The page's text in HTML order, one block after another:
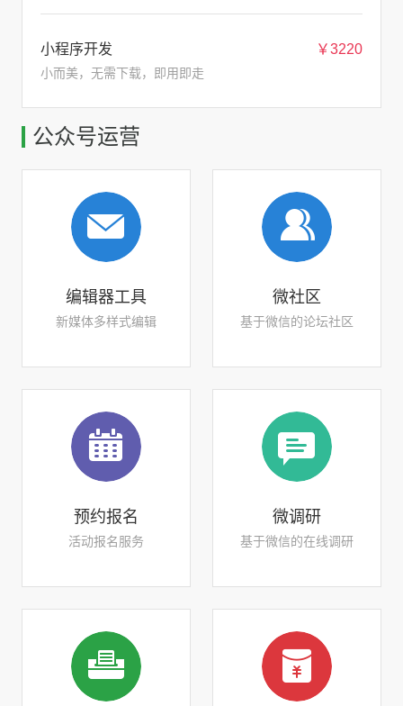
小程序开发 ￥3220
小而美，无需下载，即用即走
公众号运营
编辑器工具
新媒体多样式编辑
微社区
基于微信的论坛社区
预约报名
活动报名服务
微调研
基于微信的在线调研